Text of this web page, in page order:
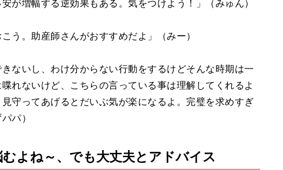
が増幅する逆効果もある。気をつけよう！」（みゅん）
う。助産師さんがおすすめだよ」（みー）
ないし、わけ分からない行動をするけどそんな時期は一
れないけど、こちらの言っている事は理解してくれるよ
守ってあげるとだいぶ気が楽になるよ。完璧を求めすぎ
パ）
よね～、でも大丈夫とアドバイス